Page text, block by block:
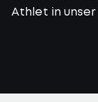
Athlet in